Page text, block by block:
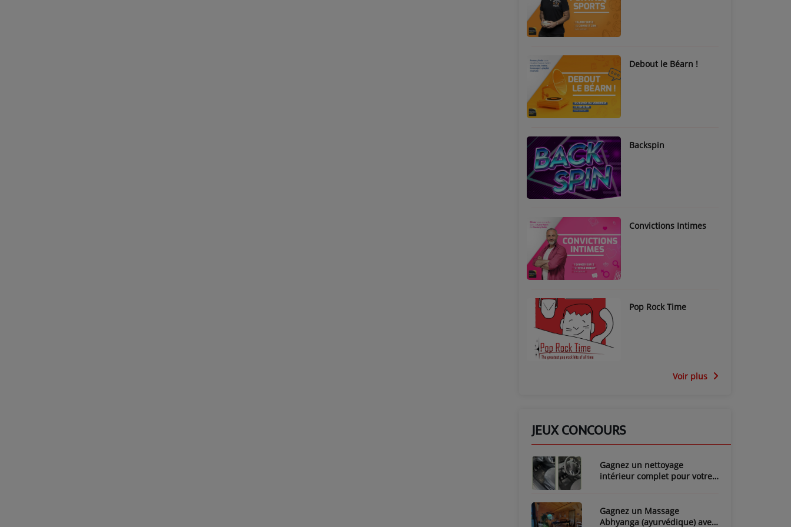
Debout le Béarn !
Backspin
Convictions Intimes
Pop Rock Time
Voir plus
JEUX CONCOURS
Gagnez un nettoyage
intérieur complet pour votre
Gagnez un Massage
Abhyanga (ayurvédique) avec